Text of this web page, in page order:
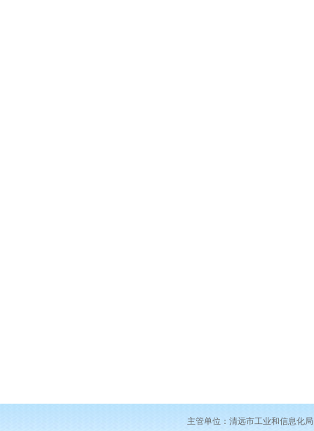
主管单位： 清远市工业和信息化局